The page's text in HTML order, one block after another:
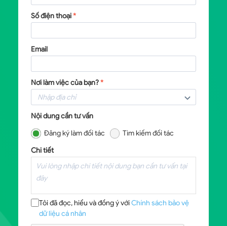
Số điện thoại*
Email
Nơi làm việc của bạn?*
Nội dung cần tư vấn
Đăng ký làm đối tác
Tìm kiếm đối tác
Chi tiết
Tôi đã đọc, hiểu và đồng ý vớiChính sách bảo vệ
dữ liệu cá nhân